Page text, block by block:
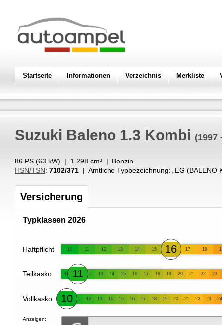
Startseite Informationen Verzeichnis Merkliste
Suzuki Baleno 1.3 Kombi (1997
86 PS (63 kW) | 1.298 cm³ | Benzin
HSN/TSN: 7102/371 | Amtliche Typbezeichnung: „ EG (BALENO
Versicherung
Typklassen 2026
Haftpflicht 10 11 12 13 14 15 16 17 18
Teilkasko 10 11 12 13 14 15 16 17 18 19 20 21 22 23
Vollkasko 10 11 12 13 14 15 16 17 18 19 20 21 22 23 24
Anzeigen: